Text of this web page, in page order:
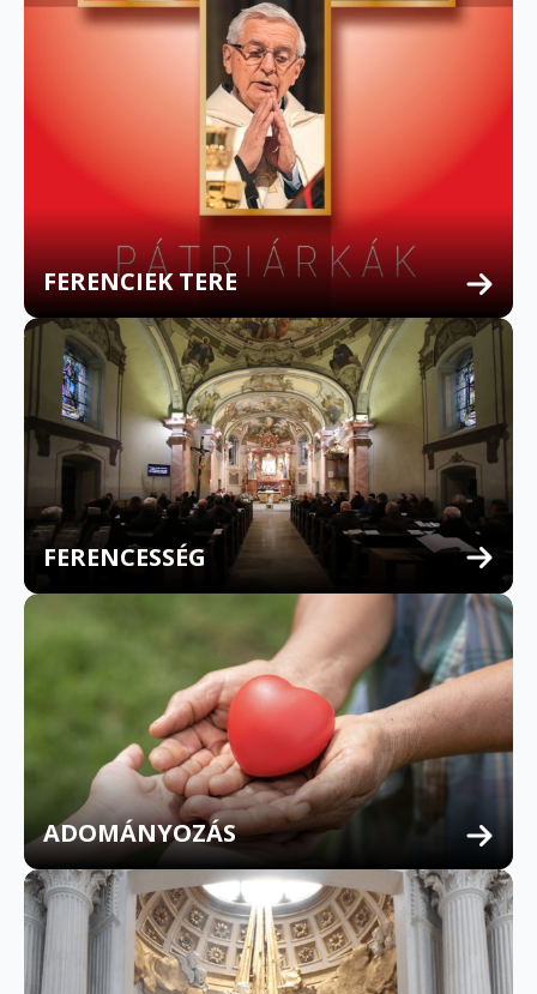
FERENCIEK TERE
FERENCESSÉG
MULTILINGUAL CONFESSION
ADOMÁNYOZÁS